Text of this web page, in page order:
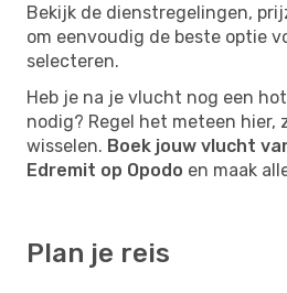
Bekijk de dienstregelingen,
om eenvoudig de beste optie
selecteren.
Heb je na je vlucht nog een
nodig? Regel het meteen hier,
wisselen. Boek jouw vlucht
Edremit op Opodo en maak
Plan je reis